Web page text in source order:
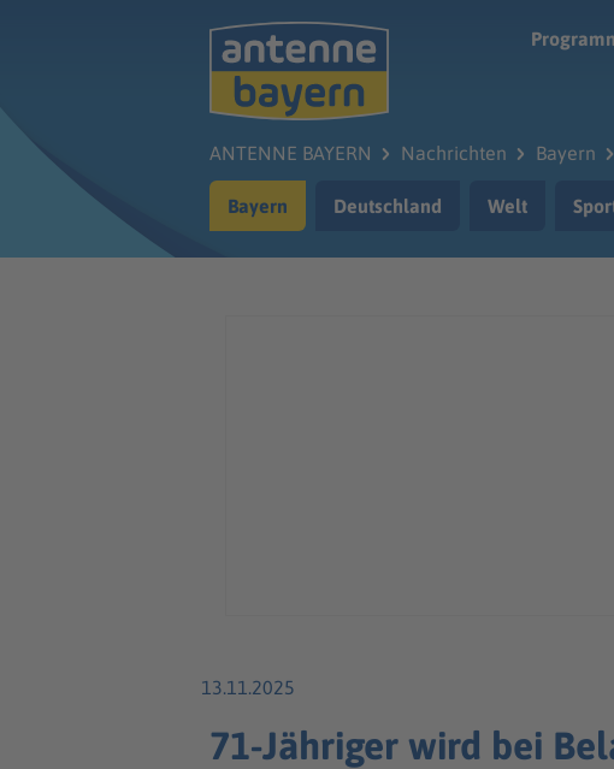
ANTENNE BAYERN Nachrichten Bayern
Bayern Deutschland Welt
13.11.2025
71-Jähriger wird bei